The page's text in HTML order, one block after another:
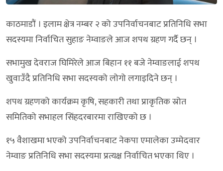
काठमाडौं । इलाम क्षेत्र नम्बर २ को उपनिर्वाचनबाट प्रतिनिधि सभा
सदस्यमा निर्वाचित सुहाङ नेम्वाङले आज शपथ ग्रहण गर्दै छन् ।
सभामुख देवराज घिमिरेले आज बिहान ११ बजे नेम्वाङलाई शपथ
खुवाउँदै प्रतिनिधि सभा सदस्यको लोगो लगाइदिने छन् ।
शपथ ग्रहणको कार्यक्रम कृषि, सहकारी तथा प्राकृतिक स्रोत
समितिको सभाहल सिंहदरबारमा राखिएको छ ।
१५ वैशाखमा भएको उपनिर्वाचनबाट नेकपा एमालेका उम्मेदवार
नेम्वाङ प्रतिनिधि सभा सदस्यमा प्रत्यक्ष निर्वाचित भएका थिए ।